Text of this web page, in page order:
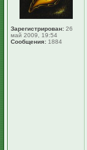
Зарегистрирован: 26
май 2009, 19:54
Сообщения: 1884